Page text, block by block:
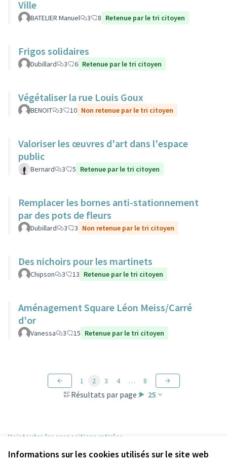
Informations sur les cookies utilisés sur le site web
Ville
BATELIER Manuel 3 8 Retenue par le tri citoyen
Frigos solidaires
Dubillard 3 6 Retenue par le tri citoyen
Végétaliser la rue Louis Goux
BENOIT 3 10 Non retenue par le tri citoyen
Valoriser les œuvres d'art dans l'espace
public
Bernard 3 5 Retenue par le tri citoyen
Remplacer les bornes anti-stationnement
par des pots de fleurs
Dubillard 3 3 Non retenue par le tri citoyen
Des nichoirs pour les martinets
Chipson 3 13 Retenue par le tri citoyen
Aménagement Square Léon Meiss/Carré
d'or
Vanessa 3 15 Retenue par le tri citoyen
Résultats par page : 25
1 2 3 4 … 8
Voir toutes les propositions retirées